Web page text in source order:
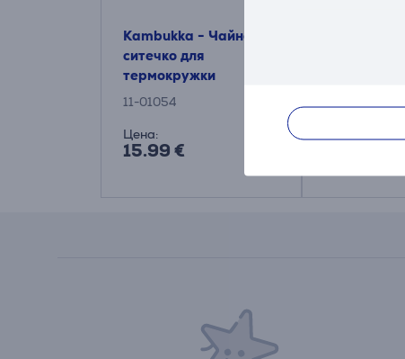
Kambukka - Чайное
ситечко для
термокружки
11-01054
Цена:
15.99 €